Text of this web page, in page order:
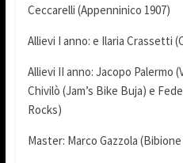
Ceccarelli (Appenninico 1907)
Allievi I anno: e Ilaria Crassetti
Allievi II anno: Jacopo Palermo
Chivilò (Jam’s Bike Buja) e
Rocks)
Master: Marco Gazzola